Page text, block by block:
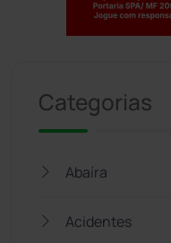
Categorias
Abaíra
Acidentes